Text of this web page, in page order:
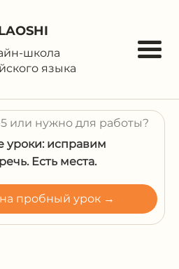
школа
языка
5 или нужно для работы?
уроки: исправим
Есть места.
пробный урок →